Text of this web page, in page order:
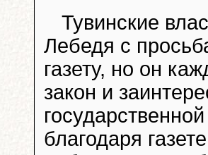
Тувинские
Лебедя с
газету, но он
закон и
благодаря